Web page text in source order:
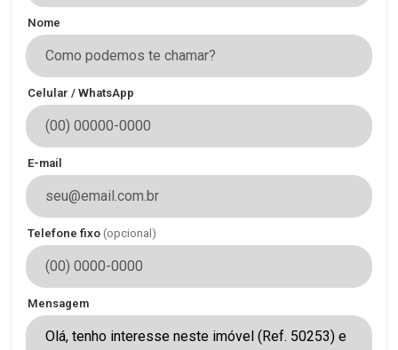
Nome
Celular / WhatsApp
E-mail
Telefone fixo (opcional)
Mensagem